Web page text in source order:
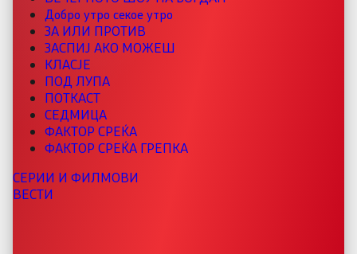
Добро утро секое утро
ЗА ИЛИ ПРОТИВ
ЗАСПИЈ АКО МОЖЕШ
КЛАСЈЕ
ПОД ЛУПА
ПОТКАСТ
СЕДМИЦА
ФАКТОР СРЕЌА
ФАКТОР СРЕЌА ГРЕПКА
СЕРИИ И ФИЛМОВИ
ВЕСТИ